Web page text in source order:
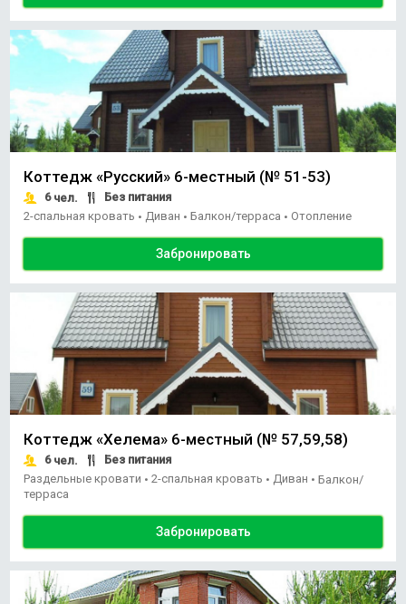
Коттедж «Русский» 6-местный (№ 51-53)
6чел.
Без питания
2-спальная кровать • Диван • Балкон/терраса • Отопление
Забронировать
Коттедж «Хелема» 6-местный (№ 57,59,58)
6чел.
Без питания
Раздельные кровати • 2-спальная кровать • Диван • Балкон/
терраса
Забронировать